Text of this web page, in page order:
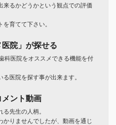
来るかどうかという観点での評価
育てて下さい。
院」が探せる
科医院をオススメできる機能を付
医院を探す事が出来ます。
ント動画
先生の人柄。
かりませんでしたが、動画を通じ